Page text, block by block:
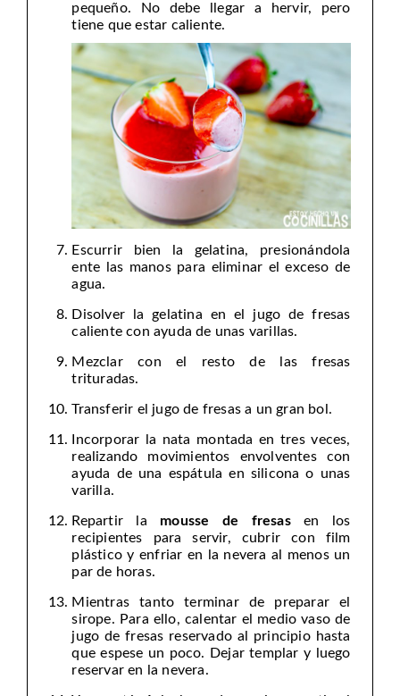
pequeño. No debe llegar a hervir, pero
tiene que estar caliente.
Escurrir bien la gelatina, presionándola
ente las manos para eliminar el exceso de
agua.
Disolver la gelatina en el jugo de fresas
caliente con ayuda de unas varillas.
Mezclar con el resto de las fresas
trituradas.
Transferir el jugo de fresas a un gran bol.
Incorporar la nata montada en tres veces,
realizando movimientos envolventes con
ayuda de una espátula en silicona o unas
varilla.
Repartir la mousse de fresasen los
recipientes para servir, cubrir con film
plástico y enfriar en la nevera al menos un
par de horas.
Mientras tanto terminar de preparar el
sirope. Para ello, calentar el medio vaso de
jugo de fresas reservado al principio hasta
que espese un poco. Dejar templar y luego
reservar en la nevera.